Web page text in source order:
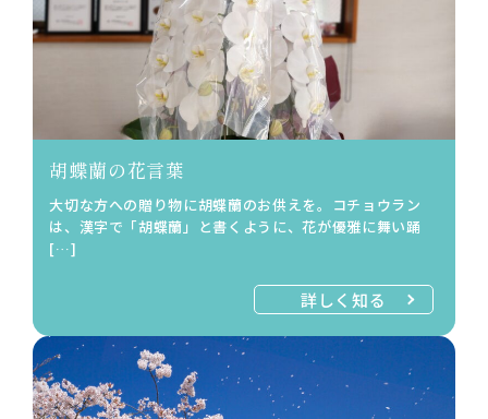
胡蝶蘭の花言葉
大切な方への贈り物に胡蝶蘭のお供えを。コチョウラン
は、漢字で「胡蝶蘭」と書くように、花が優雅に舞い踊
[…]
詳しく知る